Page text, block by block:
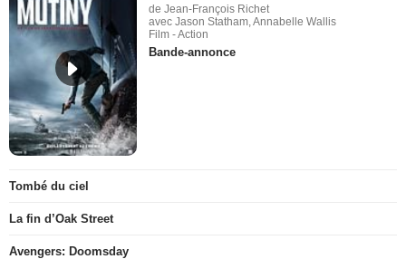
de Jean-François Richet
avec Jason Statham, Annabelle Wallis
Film - Action
Bande-annonce
Tombé du ciel
La fin d’Oak Street
Avengers: Doomsday